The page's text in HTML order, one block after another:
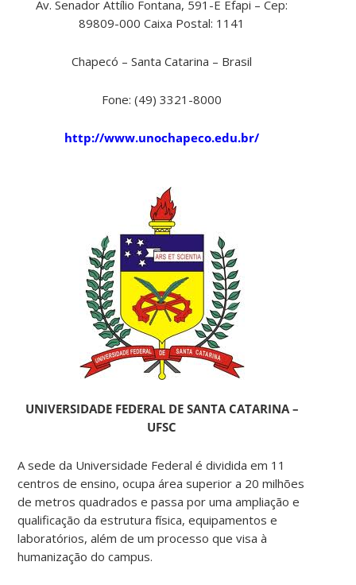
Av. Senador Attílio Fontana, 591-E Efapi – Cep:
89809-000 Caixa Postal: 1141
Chapecó – Santa Catarina – Brasil
Fone: (49) 3321-8000
http://www.unochapeco.edu.br/
UNIVERSIDADE FEDERAL DE SANTA CATARINA –
UFSC
A sede da Universidade Federal é dividida em 11
centros de ensino, ocupa área superior a 20 milhões
de metros quadrados e passa por uma ampliação e
qualificação da estrutura física, equipamentos e
laboratórios, além de um processo que visa à
humanização do campus.